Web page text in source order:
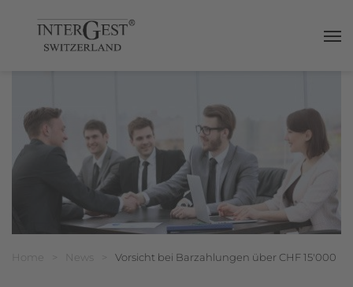
Breadcrumbnavigation
Sie befinden sich hier:
Home News Vorsicht bei Barzahlungen über CHF 15'000